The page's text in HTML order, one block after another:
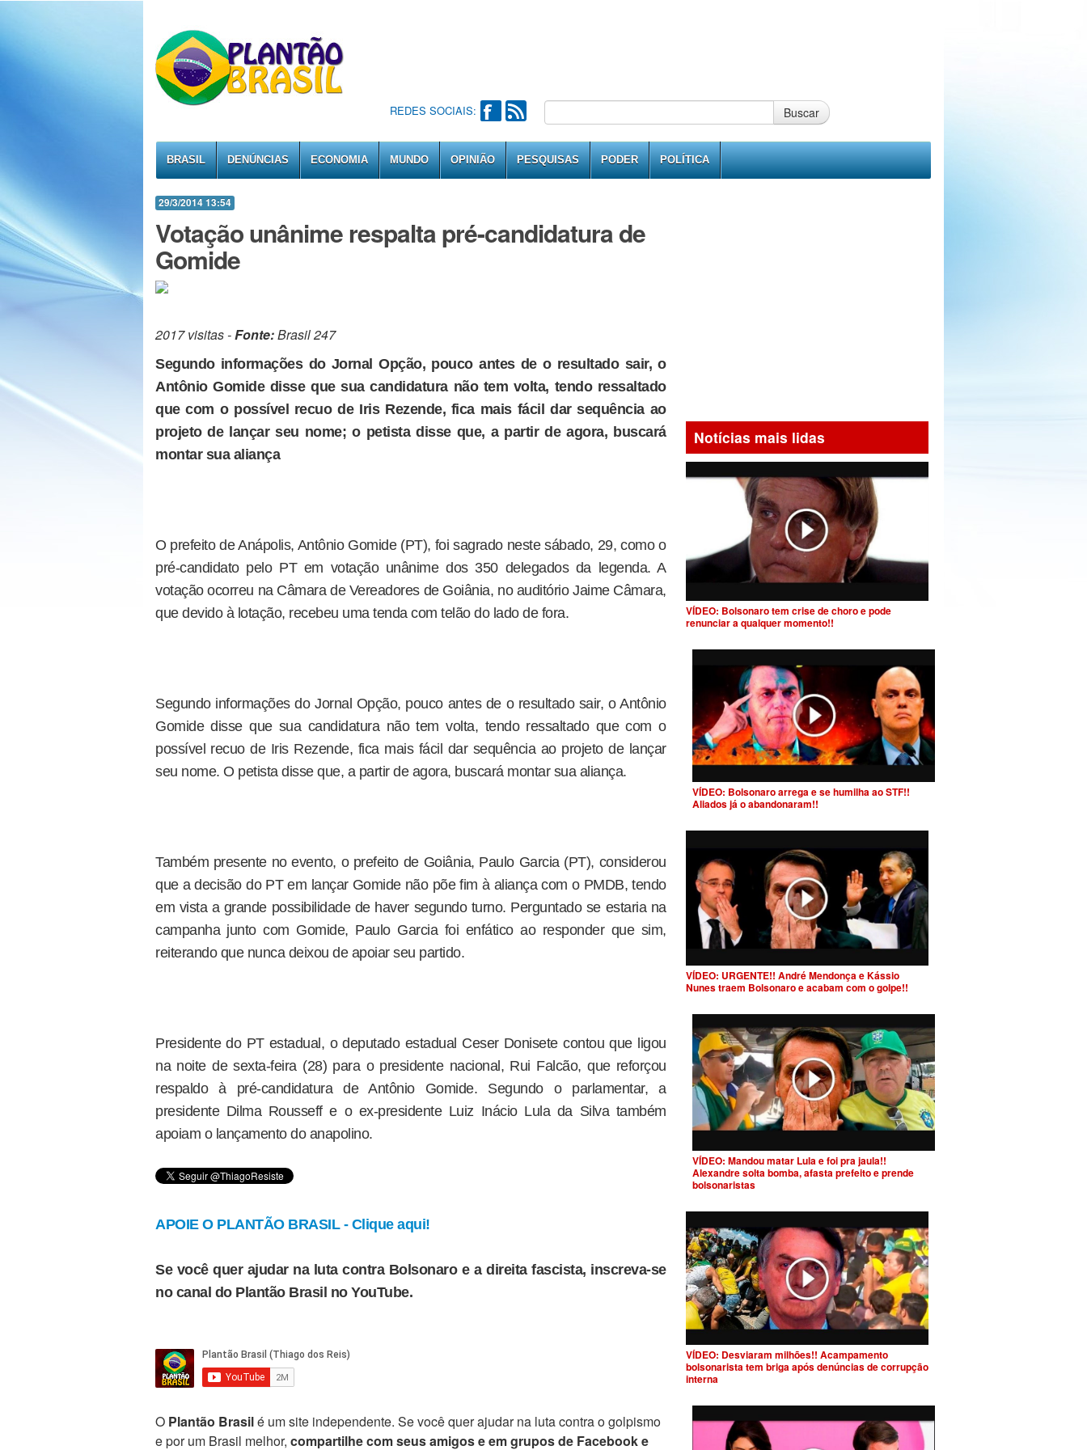
REDES SOCIAIS: Buscar
BRASIL DENÚNCIAS ECONOMIA MUNDO OPINIÃO PESQUISAS PODER POLÍTICA
29/3/2014 13:54
Votação unânime respalta pré-candidatura de
Gomide
2017 visitas -Fonte:Brasil 247
Segundo informações do Jornal Opção, pouco antes de o resultado sair, o
Antônio Gomide disse que sua candidatura não tem volta, tendo ressaltado
que com o possível recuo de Iris Rezende, fica mais fácil dar sequência ao
projeto de lançar seu nome; o petista disse que, a partir de agora, buscará
montar sua aliança
O prefeito de Anápolis, Antônio Gomide (PT), foi sagrado neste sábado, 29, como o
pré-candidato pelo PT em votação unânime dos 350 delegados da legenda. A
votação ocorreu na Câmara de Vereadores de Goiânia, no auditório Jaime Câmara,
que devido à lotação, recebeu uma tenda com telão do lado de fora.
Segundo informações do Jornal Opção, pouco antes de o resultado sair, o Antônio
Gomide disse que sua candidatura não tem volta, tendo ressaltado que com o
possível recuo de Iris Rezende, fica mais fácil dar sequência ao projeto de lançar
seu nome. O petista disse que, a partir de agora, buscará montar sua aliança.
Também presente no evento, o prefeito de Goiânia, Paulo Garcia (PT), considerou
que a decisão do PT em lançar Gomide não põe fim à aliança com o PMDB, tendo
em vista a grande possibilidade de haver segundo turno. Perguntado se estaria na
campanha junto com Gomide, Paulo Garcia foi enfático ao responder que sim,
reiterando que nunca deixou de apoiar seu partido.
Presidente do PT estadual, o deputado estadual Ceser Donisete contou que ligou
na noite de sexta-feira (28) para o presidente nacional, Rui Falcão, que reforçou
respaldo à pré-candidatura de Antônio Gomide. Segundo o parlamentar, a
presidente Dilma Rousseff e o ex-presidente Luiz Inácio Lula da Silva também
apoiam o lançamento do anapolino.
APOIE O PLANTÃO BRASIL - Clique aqui!
Se você quer ajudar na luta contra Bolsonaro e a direita fascista, inscreva-se
no canal do Plantão Brasil no YouTube.
O Plantão Brasilé um site independente. Se você quer ajudar na luta contra o golpismo
e por um Brasil melhor, compartilhe com seus amigos e em grupos de Facebook e
Notícias mais lidas
VÍDEO: Bolsonaro tem crise de choro e pode
renunciar a qualquer momento!!
VÍDEO: Bolsonaro arrega e se humilha ao STF!!
Aliados já o abandonaram!!
VÍDEO: URGENTE!! André Mendonça e Kássio
Nunes traem Bolsonaro e acabam com o golpe!!
VÍDEO: Mandou matar Lula e foi pra jaula!!
Alexandre solta bomba, afasta prefeito e prende
bolsonaristas
VÍDEO: Desviaram milhões!! Acampamento
bolsonarista tem briga após denúncias de corrupção
interna